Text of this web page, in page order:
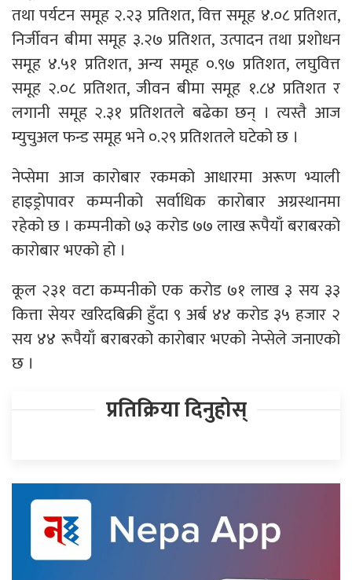
तथा पर्यटन समूह २.२३ प्रतिशत, वित्त समूह ४.०८ प्रतिशत,
निर्जीवन बीमा समूह ३.२७ प्रतिशत, उत्पादन तथा प्रशोधन
समूह ४.५१ प्रतिशत, अन्य समूह ०.९७ प्रतिशत, लघुवित्त
समूह २.०८ प्रतिशत, जीवन बीमा समूह १.८४ प्रतिशत र
लगानी समूह २.३१ प्रतिशतले बढेका छन् । त्यस्तै आज
म्युचुअल फन्ड समूह भने ०.२९ प्रतिशतले घटेको छ ।
नेप्सेमा आज कारोबार रकमको आधारमा अरूण भ्याली
हाइड्रोपावर कम्पनीको सर्वाधिक कारोबार अग्रस्थानमा
रहेको छ । कम्पनीको ७३ करोड ७७ लाख रूपैयाँ बराबरको
कारोबार भएको हो ।
कूल २३१ वटा कम्पनीको एक करोड ७१ लाख ३ सय ३३
कित्ता सेयर खरिदबिक्री हुँदा ९ अर्ब ४४ करोड ३५ हजार २
सय ४४ रूपैयाँ बराबरको कारोबार भएको नेप्सेले जनाएको
छ ।
प्रतिक्रिया दिनुहोस्